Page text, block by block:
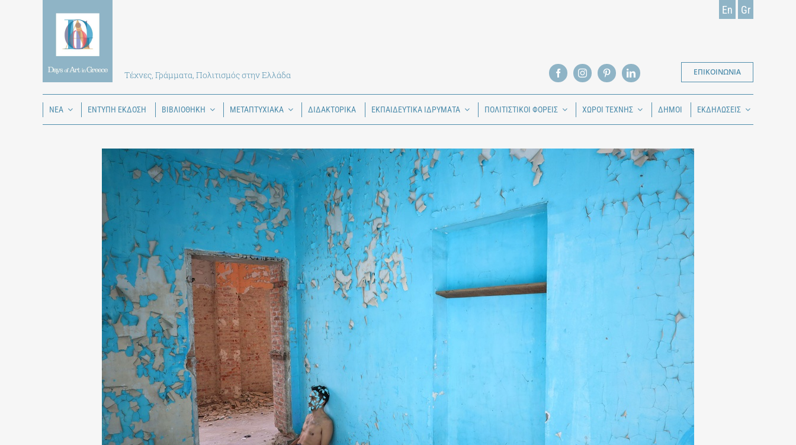
Τέχνες, Γράμματα, Πολιτισμός στην Ελλάδα
En Gr
ΕΠΙΚΟΙΝΩΝΙΑ
ΝΕΑ ΕΝΤΥΠΗ ΕΚΔΟΣΗ ΒΙΒΛΙΟΘΗΚΗ ΜΕΤΑΠΤΥΧΙΑΚΑ ΔΙΔΑΚΤΟΡΙΚΑ ΕΚΠΑΙΔΕΥΤΙΚΑ ΙΔΡΥΜΑΤΑ ΠΟΛΙΤΙΣΤΙΚΟΙ ΦΟΡΕΙΣ ΧΩΡΟΙ ΤΕΧΝΗΣ ΔΗΜΟΙ ΕΚΔΗΛΩΣΕΙΣ